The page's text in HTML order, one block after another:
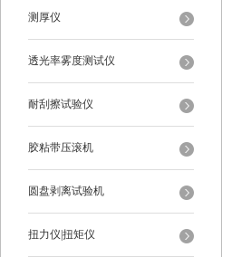
测厚仪
透光率雾度测试仪
耐刮擦试验仪
胶粘带压滚机
圆盘剥离试验机
扭力仪|扭矩仪